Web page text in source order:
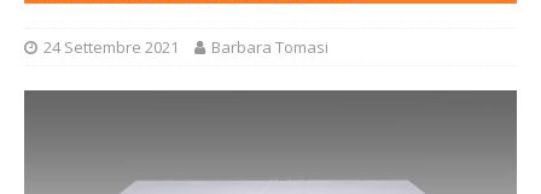
24 Settembre 2021 Barbara Tomasi